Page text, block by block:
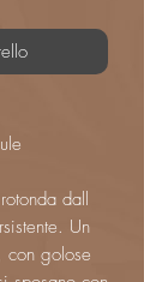
dall
Un
con golose